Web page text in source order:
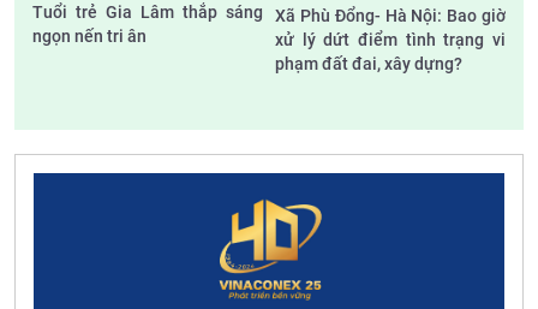
Tuổi trẻ Gia Lâm thắp sáng
ngọn nến tri ân
Xã Phù Đổng- Hà Nội: Bao giờ
xử lý dứt điểm tình trạng vi
phạm đất đai, xây dựng?